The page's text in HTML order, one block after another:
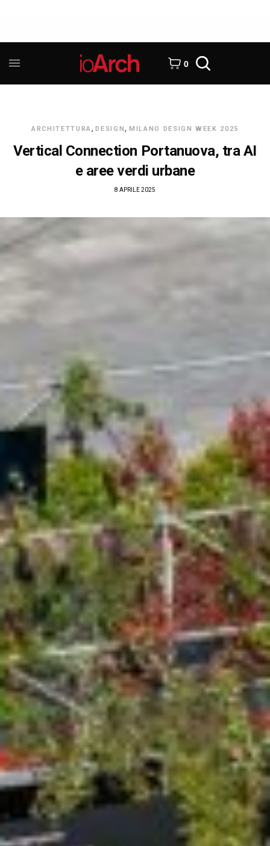
0
ARCHITETTURA, DESIGN, MILANO DESIGN WEEK 2025
Vertical Connection Portanuova, tra AI
e aree verdi urbane
8 APRILE 2025